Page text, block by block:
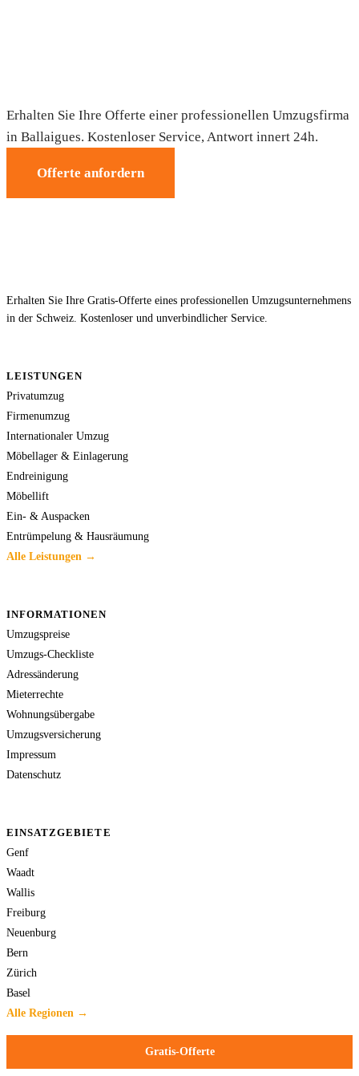
Erhalten Sie Ihre Offerte einer professionellen Umzugsfirma
in Ballaigues. Kostenloser Service, Antwort innert 24h.
Offerte anfordern
Erhalten Sie Ihre Gratis-Offerte eines professionellen Umzugsunternehmens
in der Schweiz. Kostenloser und unverbindlicher Service.
LEISTUNGEN
Privatumzug
Firmenumzug
Internationaler Umzug
Möbellager & Einlagerung
Endreinigung
Möbellift
Ein- & Auspacken
Entrümpelung & Hausräumung
Alle Leistungen →
INFORMATIONEN
Umzugspreise
Umzugs-Checkliste
Adressänderung
Mieterrechte
Wohnungsübergabe
Umzugsversicherung
Impressum
Datenschutz
EINSATZGEBIETE
Genf
Waadt
Wallis
Freiburg
Neuenburg
Bern
Zürich
Basel
Alle Regionen →
Gratis-Offerte